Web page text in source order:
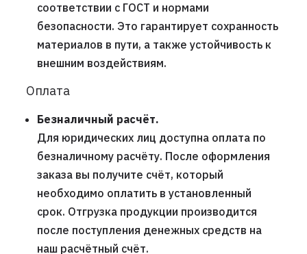
соответствии с ГОСТ и нормами
безопасности. Это гарантирует сохранность
материалов в пути, а также устойчивость к
внешним воздействиям.
Оплата
Безналичный расчёт.
Для юридических лиц доступна оплата по
безналичному расчёту. После оформления
заказа вы получите счёт, который
необходимо оплатить в установленный
срок. Отгрузка продукции производится
после поступления денежных средств на
наш расчётный счёт.